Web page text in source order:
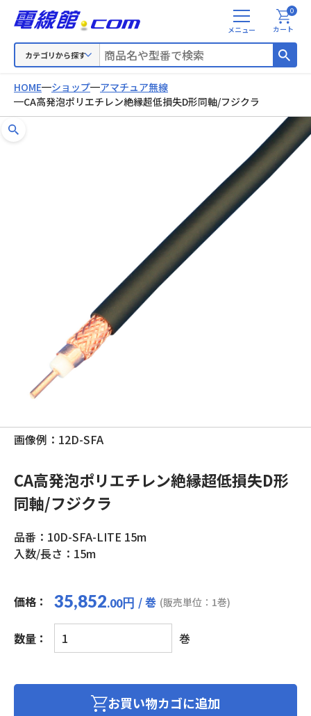
カテゴリから探す
メ
ニ
カート
0
HOME ショップ
アマチュア無線
CA高発泡ポリエチレン絶縁超低損失D形同軸/フジクラ
画像例：12D-SFA
CA高発泡ポリエチレン絶縁超低損失D形
同軸/フジクラ
品番：10D-SFA-LITE 15m
入数/長さ：15m
価格： 35,852.00円 / 巻 (販売単位：1巻)
数量：
CA
高
泡
巻
お買い物カゴに追加